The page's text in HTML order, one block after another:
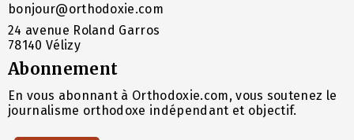
bonjour@orthodoxie.com
24 avenue Roland Garros
78140 Vélizy
Abonnement
En vous abonnant à Orthodoxie.com, vous soutenez le
journalisme orthodoxe indépendant et objectif.